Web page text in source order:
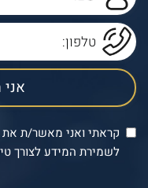
קראתי ואני מאשר/ת את
לשמירת המידע לצורך